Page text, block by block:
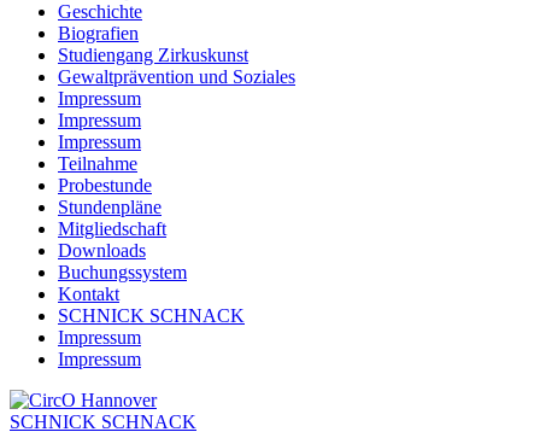
Geschichte
Biografien
Studiengang Zirkuskunst
Gewaltprävention und Soziales
Impressum
Impressum
Impressum
Teilnahme
Probestunde
Stundenpläne
Mitgliedschaft
Downloads
Buchungssystem
Kontakt
SCHNICK SCHNACK
Impressum
Impressum
SCHNICK SCHNACK